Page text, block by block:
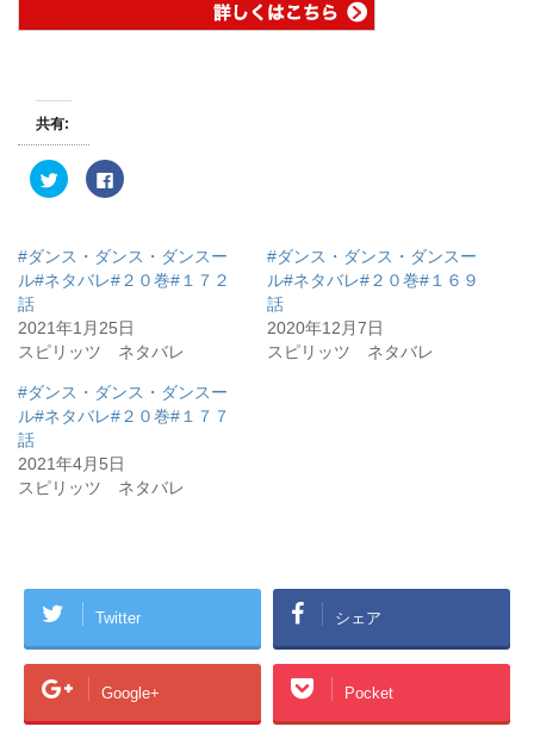
共有:
ク
リ
T
w
t
e
r
で
有
(
新
ウ
ィ
ン
す
)
F
a
o
k
で
有
す
る
に
ク
リ
ッ
て
く
だ
ウ
ン
ウ
で
き
す
#ダンス・ダンス・ダンスー
ル#ネタバレ#２０巻#１７２
話
2021年1月25日
スピリッツ ネタバレ
#ダンス・ダンス・ダンスー
ル#ネタバレ#２０巻#１６９
話
2020年12月7日
スピリッツ ネタバレ
#ダンス・ダンス・ダンスー
ル#ネタバレ#２０巻#１７７
話
2021年4月5日
スピリッツ ネタバレ
Twitter シェア
Google+ Pocket